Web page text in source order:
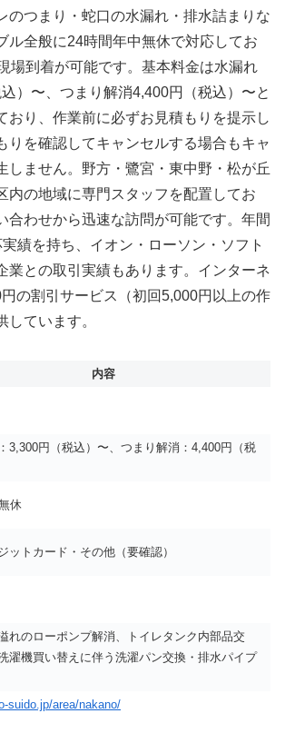
のつまり・蛇口の水漏れ・排水詰まりな
ル全般に24時間年中無休で対応してお
場到着が可能です。基本料金は水漏れ
）〜、つまり解消4,400円（税込）〜と
おり、作業前に必ずお見積もりを提示し
りを確認してキャンセルする場合もキャ
しません。野方・鷺宮・東中野・松が丘
内の地域に専門スタッフを配置してお
合わせから迅速な訪問が可能です。年間
績を持ち、イオン・ローソン・ソフト
業との取引実績もあります。インターネ
の割引サービス（初回5,000円以上の作
しています。
内容
3,300円（税込）〜、つまり解消：4,400円（税
休
ットカード・その他（要確認）
れのローポンプ解消、トイレタンク内部品交
濯機買い替えに伴う洗濯パン交換・排水パイプ
suido.jp/area/nakano/